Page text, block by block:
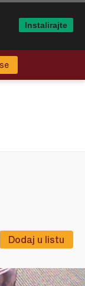
Dodaj u listu
Instalirajte